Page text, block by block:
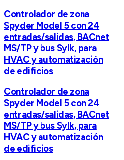
Controlador de zona
Spyder Model 5 con 24
entradas/salidas, BACnet
MS/TP y bus Sylk, para
HVAC y automatización
de edificios
Controlador de zona
Spyder Model 5 con 24
entradas/salidas, BACnet
MS/TP y bus Sylk, para
HVAC y automatización
de edificios